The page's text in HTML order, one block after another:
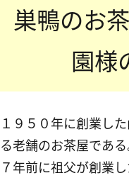
巣鴨のお
園様
１９５０年に創業し
る老舗のお茶屋である
７年前に祖父が創業